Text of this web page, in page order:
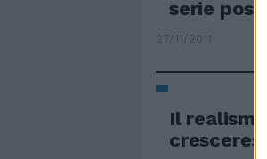
serie
27/11/2011
Il
crescere»